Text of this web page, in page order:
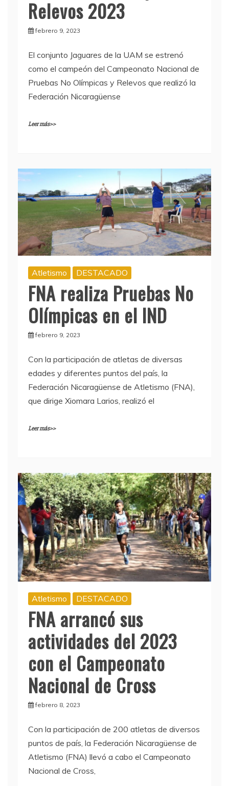
Relevos 2023
febrero 9, 2023
El conjunto Jaguares de la UAM se estrenó
como el campeón del Campeonato Nacional de
Pruebas No Olímpicas y Relevos que realizó la
Federación Nicaragüense
Leer más>>
Atletismo DESTACADO
FNA realiza Pruebas No
Olímpicas en el IND
febrero 9, 2023
Con la participación de atletas de diversas
edades y diferentes puntos del país, la
Federación Nicaragüense de Atletismo (FNA),
que dirige Xiomara Larios, realizó el
Leer más>>
Atletismo DESTACADO
FNA arrancó sus
actividades del 2023
con el Campeonato
Nacional de Cross
febrero 8, 2023
Con la participación de 200 atletas de diversos
puntos de país, la Federación Nicaragüense de
Atletismo (FNA) llevó a cabo el Campeonato
Nacional de Cross,